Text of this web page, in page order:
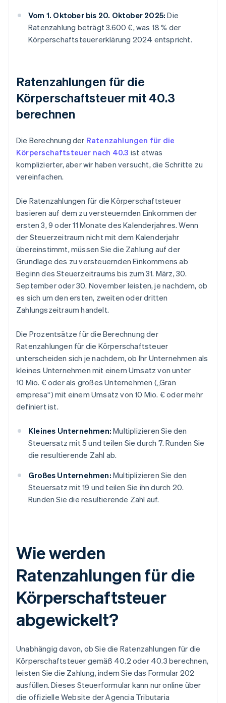
Vom 1. Oktober bis 20. Oktober 2025: Die
Ratenzahlung beträgt 3.600 €, was 18 % der
Körperschaftsteuererklärung 2024 entspricht.
Ratenzahlungen für die
Körperschaftsteuer mit 40.3
berechnen
Die Berechnung der Ratenzahlungen für die
Körperschaftsteuer nach 40.3 ist etwas
komplizierter, aber wir haben versucht, die Schritte zu
vereinfachen.
Die Ratenzahlungen für die Körperschaftsteuer
basieren auf dem zu versteuernden Einkommen der
ersten 3, 9 oder 11 Monate des Kalenderjahres. Wenn
der Steuerzeitraum nicht mit dem Kalenderjahr
übereinstimmt, müssen Sie die Zahlung auf der
Grundlage des zu versteuernden Einkommens ab
Beginn des Steuerzeitraums bis zum 31. März, 30.
September oder 30. November leisten, je nachdem, ob
es sich um den ersten, zweiten oder dritten
Zahlungszeitraum handelt.
Die Prozentsätze für die Berechnung der
Ratenzahlungen für die Körperschaftsteuer
unterscheiden sich je nachdem, ob Ihr Unternehmen als
kleines Unternehmen mit einem Umsatz von unter
10 Mio. € oder als großes Unternehmen („Gran
empresa“) mit einem Umsatz von 10 Mio. € oder mehr
definiert ist.
Kleines Unternehmen: Multiplizieren Sie den
Steuersatz mit 5 und teilen Sie durch 7. Runden Sie
die resultierende Zahl ab.
Großes Unternehmen: Multiplizieren Sie den
Steuersatz mit 19 und teilen Sie ihn durch 20.
Runden Sie die resultierende Zahl auf.
Wie werden
Ratenzahlungen für die
Körperschaftsteuer
abgewickelt?
Unabhängig davon, ob Sie die Ratenzahlungen für die
Körperschaftsteuer gemäß 40.2 oder 40.3 berechnen,
leisten Sie die Zahlung, indem Sie das Formular 202
ausfüllen. Dieses Steuerformular kann nur online über
die offizielle Website der Agencia Tributaria